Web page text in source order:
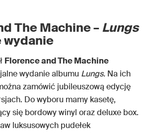
The Machine –Lungs
wydanie
Florence and The Machine
wydanie albumu Lungs. Na ich
zamówić jubileuszową edycję
Do wyboru mamy kasetę,
się bordowy winyl oraz deluxe box.
luksusowych pudełek